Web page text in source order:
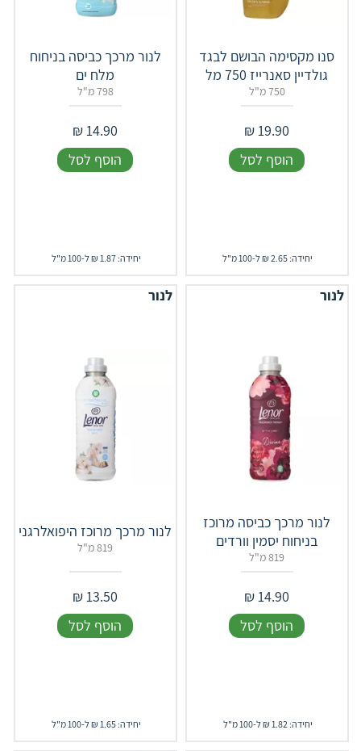
סנו מקסימה הבושם לבגד
גולדיין סאנרייז 750 מל
750 מ"ל
19.90
₪
הוסף לסל
יחידה: 2.65 ₪ ל-100 מ"ל
לנור מרכך כביסה בניחוח
מלח ים
798 מ"ל
14.90
₪
הוסף לסל
יחידה: 1.87 ₪ ל-100 מ"ל
לנור
לנור מרכך כביסה מרוכז
בניחוח יסמין וורדים
819 מ"ל
14.90
₪
הוסף לסל
יחידה: 1.82 ₪ ל-100 מ"ל
לנור
לנור מרכך מרוכז היפואלרגני
819 מ"ל
13.50
₪
הוסף לסל
יחידה: 1.65 ₪ ל-100 מ"ל